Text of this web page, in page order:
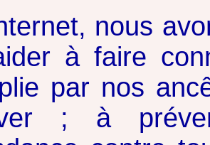
nous
à faire
par nos
; à